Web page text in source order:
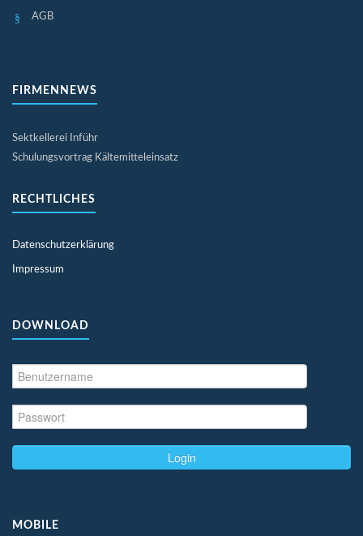
AGB
FIRMENNEWS
Sektkellerei Inführ
Schulungsvortrag Kältemitteleinsatz
RECHTLICHES
Datenschutzerklärung
Impressum
DOWNLOAD
Login
MOBILE